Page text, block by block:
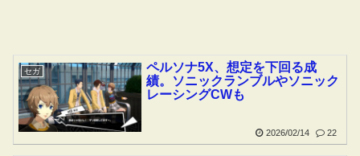
セガ
ペルソナ5X、想定を下回る成
績。ソニックランブルやソニック
レーシングCWも
2026/02/14 22